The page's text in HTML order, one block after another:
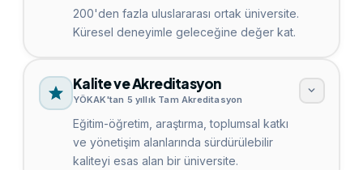
200'den fazla uluslararası ortak üniversite.
Küresel deneyimle geleceğine değer kat.
Kalite ve Akreditasyon
YÖKAK'tan 5 yıllık Tam Akreditasyon
Eğitim-öğretim, araştırma, toplumsal katkı
ve yönetişim alanlarında sürdürülebilir
kaliteyi esas alan bir üniversite.